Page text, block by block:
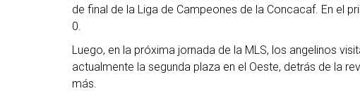
de final de la Liga de Campeones de la Concacaf. En el
0.
Luego, en la próxima jornada de la MLS, los angelinos
actualmente la segunda plaza en el Oeste, detrás de la
más.